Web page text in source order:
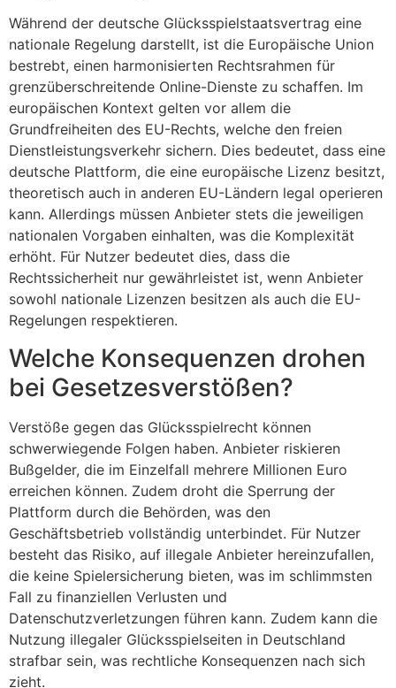
Während der deutsche Glücksspielstaatsvertrag eine
nationale Regelung darstellt, ist die Europäische Union
bestrebt, einen harmonisierten Rechtsrahmen für
grenzüberschreitende Online-Dienste zu schaffen. Im
europäischen Kontext gelten vor allem die
Grundfreiheiten des EU-Rechts, welche den freien
Dienstleistungsverkehr sichern. Dies bedeutet, dass eine
deutsche Plattform, die eine europäische Lizenz besitzt,
theoretisch auch in anderen EU-Ländern legal operieren
kann. Allerdings müssen Anbieter stets die jeweiligen
nationalen Vorgaben einhalten, was die Komplexität
erhöht. Für Nutzer bedeutet dies, dass die
Rechtssicherheit nur gewährleistet ist, wenn Anbieter
sowohl nationale Lizenzen besitzen als auch die EU-
Regelungen respektieren.
Welche Konsequenzen drohen
bei Gesetzesverstößen?
Verstöße gegen das Glücksspielrecht können
schwerwiegende Folgen haben. Anbieter riskieren
Bußgelder, die im Einzelfall mehrere Millionen Euro
erreichen können. Zudem droht die Sperrung der
Plattform durch die Behörden, was den
Geschäftsbetrieb vollständig unterbindet. Für Nutzer
besteht das Risiko, auf illegale Anbieter hereinzufallen,
die keine Spielersicherung bieten, was im schlimmsten
Fall zu finanziellen Verlusten und
Datenschutzverletzungen führen kann. Zudem kann die
Nutzung illegaler Glücksspielseiten in Deutschland
strafbar sein, was rechtliche Konsequenzen nach sich
zieht.